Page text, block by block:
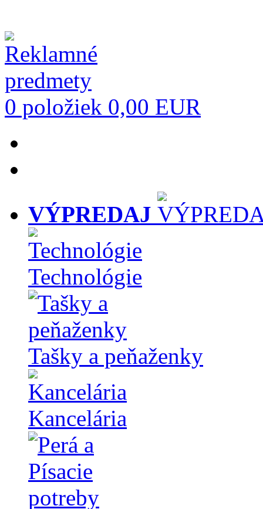
0 položiek 0,00 EUR
VÝPREDAJ
Technológie
Tašky a peňaženky
Kancelária